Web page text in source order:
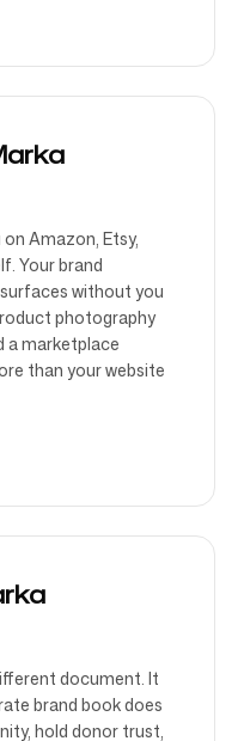
Amazon, Etsy,
Your brand
without you
photography
a marketplace
than your website
document. It
brand book does
hold donor trust,